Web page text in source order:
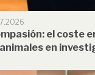
el coste
en